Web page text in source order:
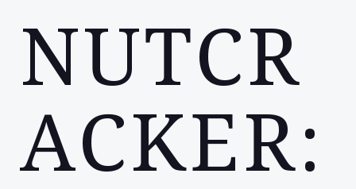
ー
ー
NUTCR
ACKER: